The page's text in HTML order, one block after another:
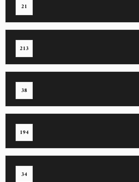
21
213
38
194
34